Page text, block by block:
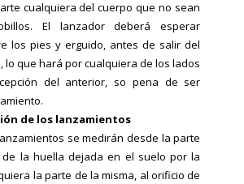
cualquiera del cuerpo que no sean
El lanzador deberá esperar
los pies y erguido, antes de salir del
lo que hará por cualquiera de los lados
del anterior, so pena de ser
de los lanzamientos
se medirán desde la parte
de la huella dejada en el suelo por la
la parte de la misma, al orificio de